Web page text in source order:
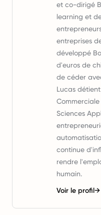
et co-dirigé
learning et
entreprises
développé
d'euros de
de céder
Lucas
Commerciale
Sciences
continue
rendre
humain.
Voir le profil→